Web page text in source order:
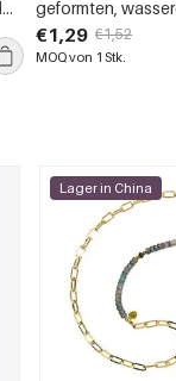
geformten,
Armbändern für
€1,29 €1,52
MOQ von 1 Stk.
Lager in China